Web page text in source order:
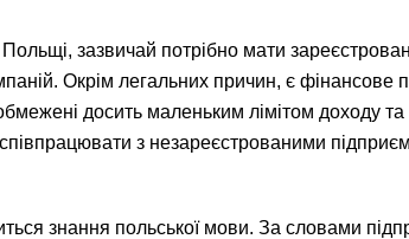
зазвичай потрібно мати
Окрім легальних причин, є фінансове
досить маленьким лімітом доходу
співпрацювати з незареєстрованими
знання польської мови. За словами